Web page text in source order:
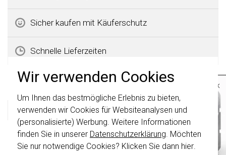
Wir verwenden Cookies
Um Ihnen das bestmögliche Erlebnis zu bieten,
verwenden wir Cookies für Websiteanalysen und
(personalisierte) Werbung. Weitere Informationen
finden Sie in unserer Datenschutzerklärung. Möchten
Sie nur notwendige Cookies? Klicken Sie dann hier.
Sicher kaufen mit Käuferschutz
Schnelle Lieferzeiten
Produktbeschreibung
Gira 0212217 Datenblatt
Technische Spezifikationen
×
Wichtig: Gira Schalter und
Schalterwippen wurden erneuert. Sie sind
2024 kombinierbar.
Klicken Sie hier
für weitere Informationen,
damit Sie immer das Richtige bestellen.